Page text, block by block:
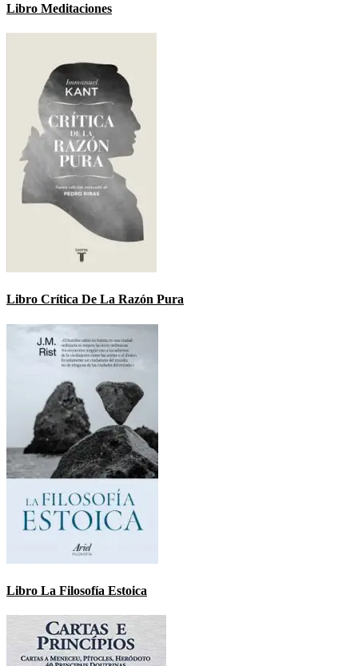
Libro Meditaciones
Libro Crítica De La Razón Pura
Libro La Filosofía Estoica